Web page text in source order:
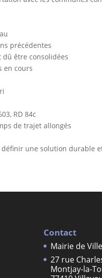
précédentes
dû être consolidées
en cours
RD 84c
de trajet allongés
définir une solution durable
Contact
Mairie de
27 rue
Montjay-la-